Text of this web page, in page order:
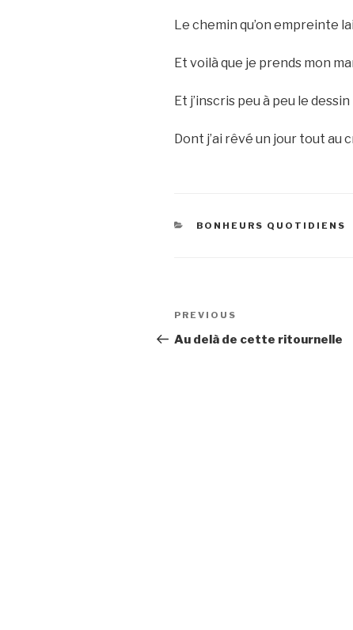
Le chemin qu’on empreinte
Et voilà que je prends mon
Et j’inscris peu à peu le
Dont j’ai rêvé un jour tout au
CATEGORIES
BONHEURS QUOTIDIENS
Post
navigation
Previous
Post
PREVIOUS
Au delà de cette ritournelle